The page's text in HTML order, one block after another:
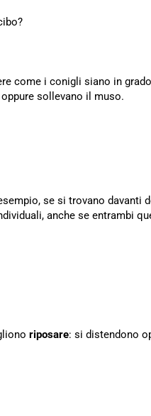
come i conigli siano in
sollevano il muso.
se si trovano davanti
anche se entrambi
riposare: si distendono